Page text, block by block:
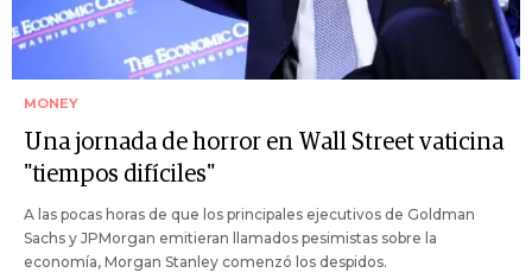
MONEY
Una jornada de horror en Wall Street vaticina
"tiempos difíciles"
A las pocas horas de que los principales ejecutivos de Goldman
Sachs y JPMorgan emitieran llamados pesimistas sobre la
economía, Morgan Stanley comenzó los despidos.